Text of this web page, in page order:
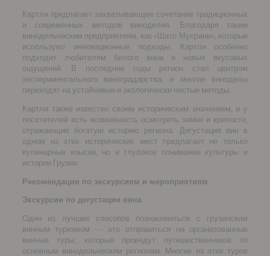
Картли предлагает захватывающее сочетание традиционных
и современных методов виноделия. Благодаря таким
винодельческим предприятиям, как «Шато Мухрани», которые
используют инновационные подходы, Картли особенно
подходит любителям белого вина и новых вкусовых
ощущений. В последние годы регион стал центром
экспериментального виноградарства, и многие виноделы
переходят на устойчивые и экологически чистые методы.
Картли также известен своим историческим значением, и у
посетителей есть возможность осмотреть замки и крепости,
отражающие богатую историю региона. Дегустация вин в
одном из этих исторических мест предлагает не только
кулинарные изыски, но и глубокое понимание культуры и
истории Грузии.
Рекомендации по экскурсиям и мероприятиям
Экскурсии по дегустации вина
Один из лучших способов познакомиться с грузинским
винным туризмом — это отправиться на организованные
винные туры, которые проведут путешественников по
основным винодельческим регионам. Многие из этих туров